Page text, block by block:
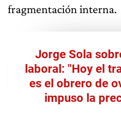
fragmentación interna.
Jorge Sola
laboral: "Hoy el
es el obrero de
impuso la